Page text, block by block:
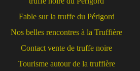
Fable sur la truffe du Périgord
Nos belles rencontres à la Truffière
Contact vente de truffe noire
Tourisme autour de la truffière